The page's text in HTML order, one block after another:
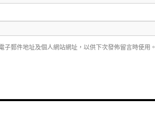
子郵件地址及個人網站網址，以供下次發佈留言時使用。